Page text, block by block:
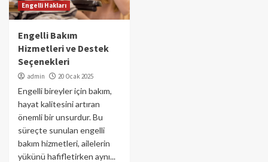
Engelli Hakları
Engelli Bakım
Hizmetleri ve Destek
Seçenekleri
admin 20 Ocak 2025
Engelli bireyler için bakım,
hayat kalitesini artıran
önemli bir unsurdur. Bu
süreçte sunulan engelli
bakım hizmetleri, ailelerin
yükünü hafifletirken aynı...